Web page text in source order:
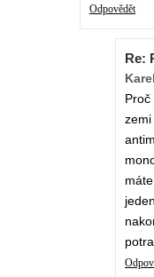
Odpovědět
Re: